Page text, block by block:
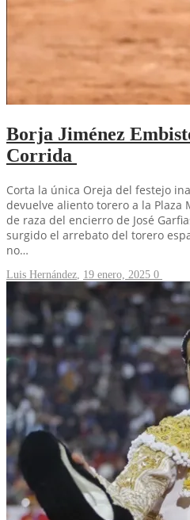
Borja Jiménez
Corrida
Corta la única Oreja del festejo
devuelve aliento torero a la Plaza
de raza del encierro de José
surgido el arrebato del torero
no…
Luis Hernández, 19 enero, 2025 0